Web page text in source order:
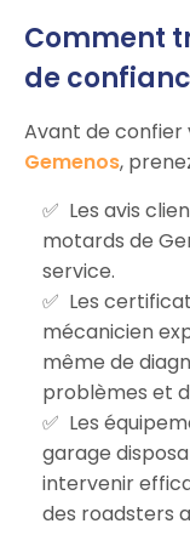
Comment
de
Avant de
Gemenos,
Les avis
motards de
service.
Les
mécanicien
même de
problèmes et
Les
garage
intervenir
des roadsters